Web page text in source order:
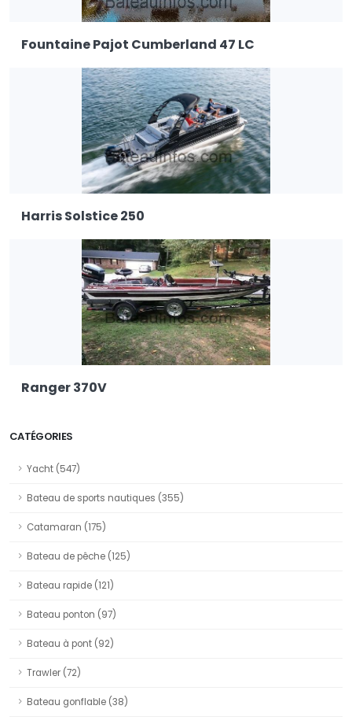
Fountaine Pajot Cumberland 47 LC
Harris Solstice 250
Ranger 370V
CATÉGORIES
Yacht (547)
Bateau de sports nautiques (355)
Catamaran (175)
Bateau de pêche (125)
Bateau rapide (121)
Bateau ponton (97)
Bateau à pont (92)
Trawler (72)
Bateau gonflable (38)